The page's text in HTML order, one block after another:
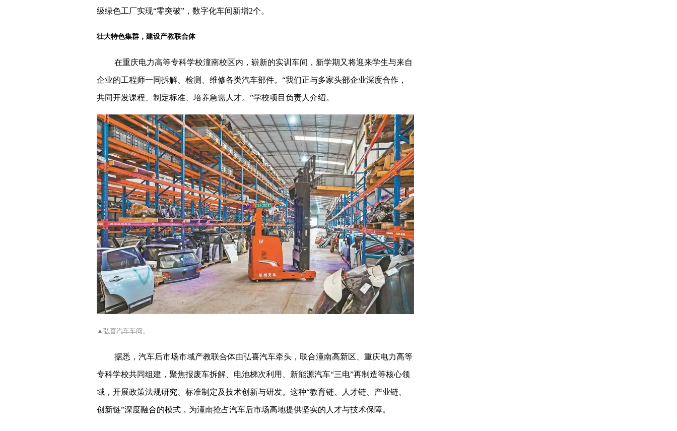
级绿色工厂实现“零突破”，数字化车间新增2个。
壮大特色集群，建设产教联合体
在重庆电力高等专科学校潼南校区内，崭新的实训车间，新学期又将迎来学生与来自
企业的工程师一同拆解、检测、维修各类汽车部件。“我们正与多家头部企业深度合作，
共同开发课程、制定标准、培养急需人才。”学校项目负责人介绍。
▲弘喜汽车车间。
据悉，汽车后市场市域产教联合体由弘喜汽车牵头，联合潼南高新区、重庆电力高等
专科学校共同组建，聚焦报废车拆解、电池梯次利用、新能源汽车“三电”再制造等核心领
域，开展政策法规研究、标准制定及技术创新与研发。这种“教育链、人才链、产业链、
创新链”深度融合的模式，为潼南抢占汽车后市场高地提供坚实的人才与技术保障。